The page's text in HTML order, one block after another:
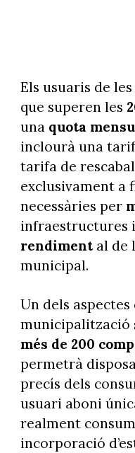
Els usuaris de
que superen les
una quota
inclourà una
tarifa de
exclusivament a
necessàries per
infraestructures
rendiment al de
municipal.
Un dels
municipalització
més de 200
permetrà
precís dels
usuari aboni
realment
incorporació